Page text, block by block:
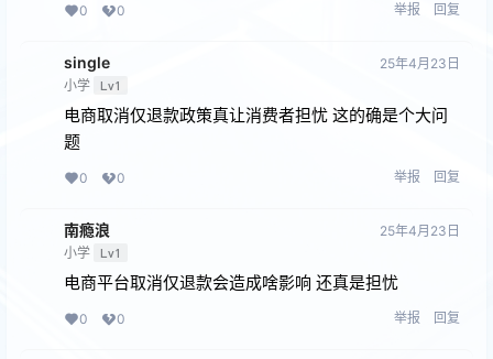
0 0 举报 回复
single
小学 Lv1
25年4月23日
电商取消仅退款政策真让消费者担忧 这的确是个大问
题
0 0 举报 回复
南瘾浪
小学 Lv1
25年4月23日
电商平台取消仅退款会造成啥影响 还真是担忧
0 0 举报 回复